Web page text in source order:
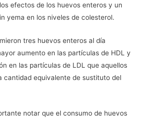
efectos de los huevos enteros y un
yema en los niveles de colesterol.
tres huevos enteros al día
aumento en las partículas de HDL y
en las partículas de LDL que aquellos
cantidad equivalente de sustituto del
notar que el consumo de huevos